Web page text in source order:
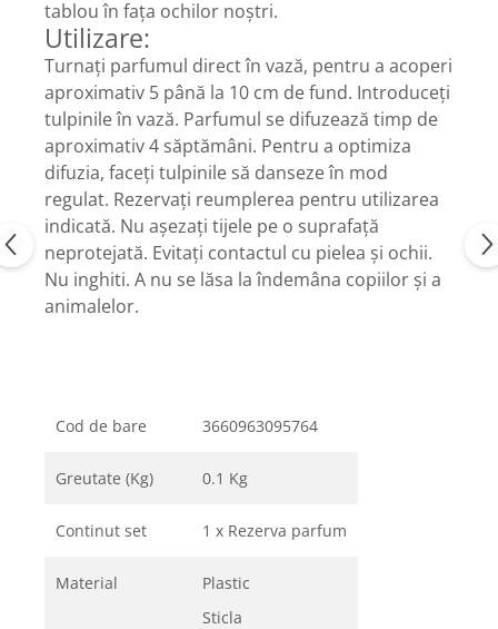
tablou în fața ochilor noștri.
Utilizare:
Turnați parfumul direct în vază, pentru a acoperi
aproximativ 5 până la 10 cm de fund. Introduceți
tulpinile în vază. Parfumul se difuzează timp de
aproximativ 4 săptămâni. Pentru a optimiza
difuzia, faceți tulpinile să danseze în mod
regulat. Rezervați reumplerea pentru utilizarea
indicată. Nu așezați tijele pe o suprafață
neprotejată. Evitați contactul cu pielea și ochii.
Nu inghiti. A nu se lăsa la îndemâna copiilor și a
animalelor.
Cod de bare 3660963095764
Greutate (Kg) 0.1 Kg
Continut set 1 x Rezerva parfum
Material
Plastic
Sticla